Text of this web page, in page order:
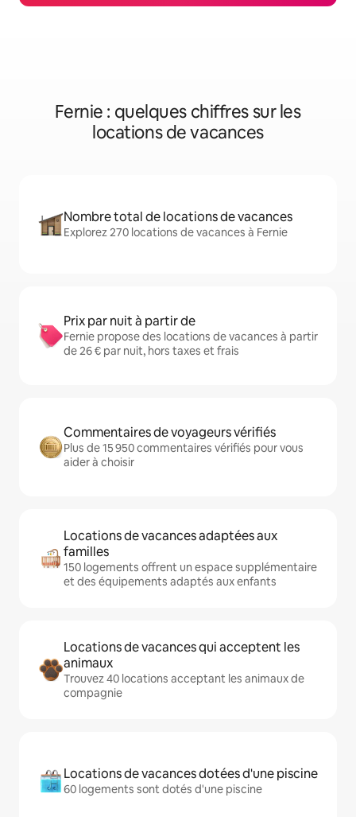
Fernie : quelques chiffres sur les
locations de vacances
Nombre total de locations de vacances
Explorez 270 locations de vacances à Fernie
Prix par nuit à partir de
Fernie propose des locations de vacances à partir
de 26 € par nuit, hors taxes et frais
Commentaires de voyageurs vérifiés
Plus de 15 950 commentaires vérifiés pour vous
aider à choisir
Locations de vacances adaptées aux
familles
150 logements offrent un espace supplémentaire
et des équipements adaptés aux enfants
Locations de vacances qui acceptent les
animaux
Trouvez 40 locations acceptant les animaux de
compagnie
Locations de vacances dotées d'une piscine
60 logements sont dotés d'une piscine